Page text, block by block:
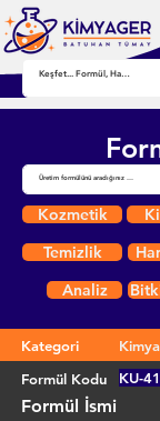
Kozmetik
Temizlik
Analiz
Kategori
Formül Kodu
KU-
Formül İsmi